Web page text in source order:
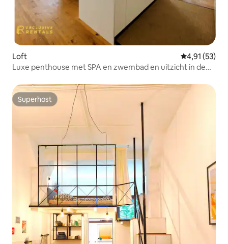
Loft Gemiddelde
4,91 (53)
Luxe penthouse met SPA en zwembad en uitzicht in de
Superhost
Superhost